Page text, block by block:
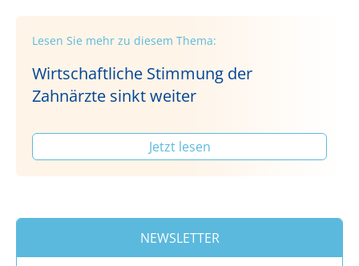
Lesen Sie mehr zu diesem Thema:
Wirtschaftliche Stimmung der
Zahnärzte sinkt weiter
Jetzt lesen
NEWSLETTER